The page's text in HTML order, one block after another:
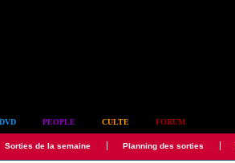
DVD PEOPLE CULTE FORUM
Sorties de la semaine Planning des sorties